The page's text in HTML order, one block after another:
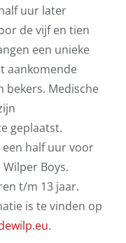
uur later
de vijf en tien
een unieke
aankomende
bekers. Medische
geplaatst.
half uur voor
Boys.
t/m 13 jaar.
is te vinden op
.